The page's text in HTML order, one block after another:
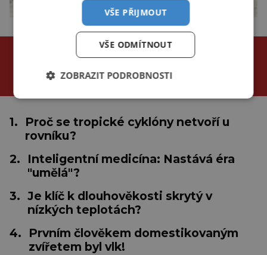
NEJČTENĚJŠÍ ČLÁNKY
1.
Proč se tropické cyklóny netvoří u
rovníku?
2.
Inteligentní medicína: Nastává éra
"umělá"?
3. Je klíč k dlouhověkosti skrytý v
nízkých teplotách?
4.
Prvním člověkem domestikovaným
zvířetem byl vlk!
VŠE PŘIJMOUT
VŠE ODMÍTNOUT
ZOBRAZIT PODROBNOSTI